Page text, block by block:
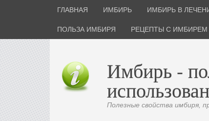
ГЛАВНАЯ ИМБИРЬ ИМБИРЬ В
ПОЛЬЗА ИМБИРЯ РЕЦЕПТЫ С ИМБИРЕМ
Имбирь -
Полезные свойства имбиря,